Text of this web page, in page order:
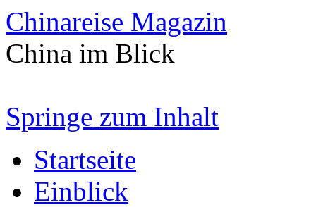
Chinareise Magazin
China im Blick
Springe zum Inhalt
Startseite
Einblick